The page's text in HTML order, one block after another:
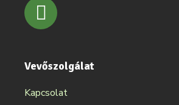
Vevőszolgálat
Kapcsolat